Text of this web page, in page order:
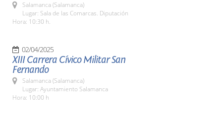
Salamanca (Salamanca)
Lugar: Sala de las Comarcas. Diputación
Hora: 10:30 h.
02/04/2025
XIII Carrera Cívico Militar San
Fernando
Salamanca (Salamanca)
Lugar: Ayuntamiento Salamanca
Hora: 10:00 h